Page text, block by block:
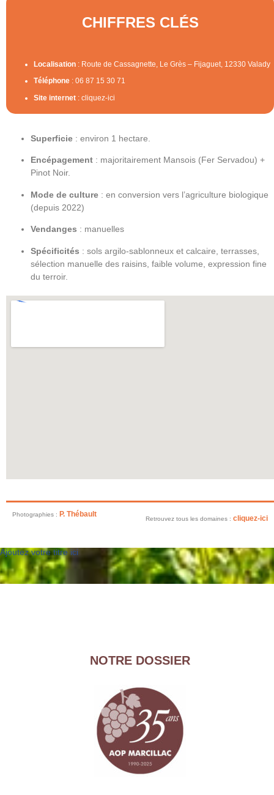
CHIFFRES CLÉS
Localisation : Route de Cassagnette, Le Grès – Fijaguet, 12330 Valady
Téléphone : 06 87 15 30 71
Site internet : cliquez-ici
Superficie : environ 1 hectare.
Encépagement : majoritairement Mansois (Fer Servadou) +
Pinot Noir.
Mode de culture : en conversion vers l’agriculture biologique
(depuis 2022)
Vendanges : manuelles
Spécificités : sols argilo-sablonneux et calcaire, terrasses,
sélection manuelle des raisins, faible volume, expression fine
du terroir.
Photographies : P. Thébault
Retrouvez tous les domaines : cliquez-ici
Ajoutez votre titre ici
NOTRE DOSSIER